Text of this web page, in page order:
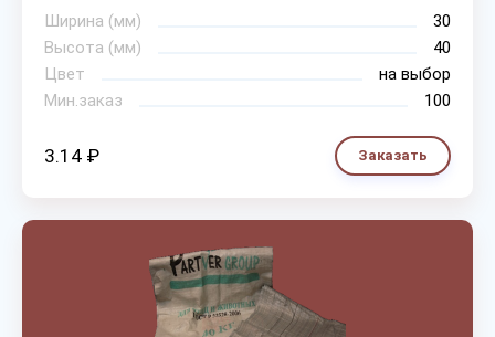
Ширина (мм)
30
Высота (мм)
40
Цвет
на выбор
Мин.заказ
100
3.14 ₽ Заказать